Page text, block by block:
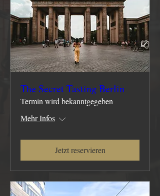
The Secret Tasting Berlin
Termin wird bekanntgegeben
Mehr Infos
Jetzt reservieren